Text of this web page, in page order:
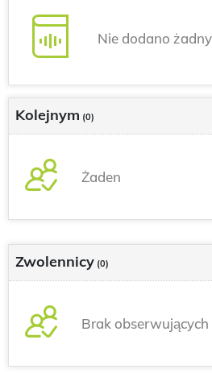
Nie dodano
Kolejnym (0)
Żaden
Zwolennicy (0)
Brak obserwujących